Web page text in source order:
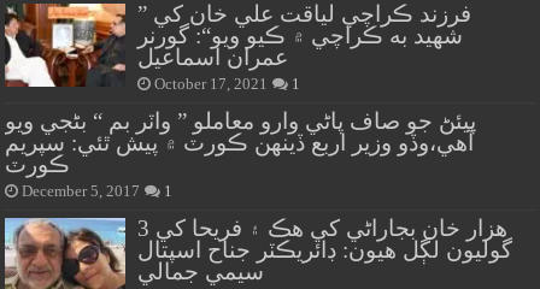
” فرزند ڪراچي لياقت علي خان کي
شهيد به ڪراچي ۾ ڪيو ويو“: گورنر
عمران اسماعيل
October 17, 2021 1
پيئڻ جو صاف پاڻي وارو معاملو ” واٽر بم “ بڻجي ويو
آهي،وڏو وزير اربع ڏينهن ڪورٽ ۾ پيش ٿئي: سپريم
ڪورٽ
December 5, 2017 1
هزار خان بجاراڻي کي هڪ ۽ فريحا کي 3
گوليون لڳل هيون: ڊائريڪٽر جناح اسپتال
سيمي جمالي